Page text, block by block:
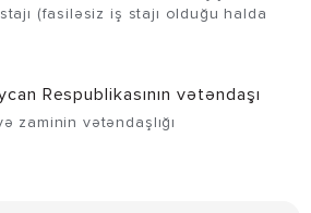
(fasiləsiz iş stajı olduğu halda
Respublikasının vətəndaşı
zaminin vətəndaşlığı